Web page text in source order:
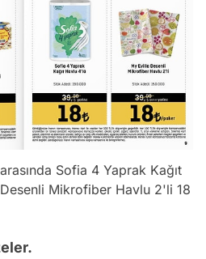
Sofia 4 Yaprak Kağıt
Mikrofiber Havlu 2'li 18